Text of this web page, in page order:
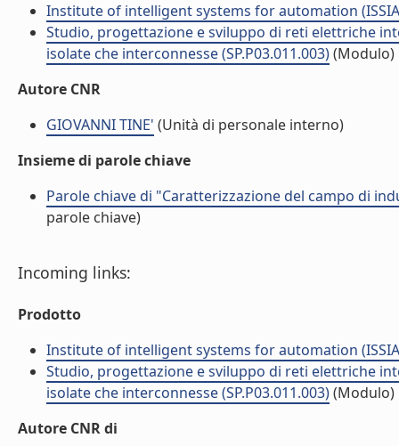
Institute of intelligent systems for automation
Studio, progettazione e sviluppo di reti elettriche
isolate che interconnesse (SP.P03.011.003)(Modulo)
Autore CNR
GIOVANNI TINE' (Unità di personale interno)
Insieme di parole chiave
Parole chiave di "Caratterizzazione del campo di
parole chiave)
Incoming links:
Prodotto
Institute of intelligent systems for automation
Studio, progettazione e sviluppo di reti elettriche
isolate che interconnesse (SP.P03.011.003)(Modulo)
Autore CNR di